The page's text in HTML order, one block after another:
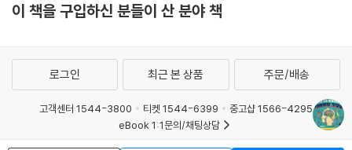
받는 현대인들에게 두뇌 건강을 지킬 수 있게 함으로써 행복한 삶의 초석
이 책을 구입하신 분들이 산 분야 책
로그인 최근 본 상품 주문/배송
고객센터 1544-3800 티켓 1544-6399
중고샵 1566-4295
eBook 1:1문의/채팅상담